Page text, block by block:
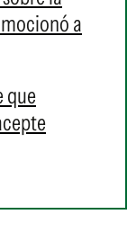
a
que